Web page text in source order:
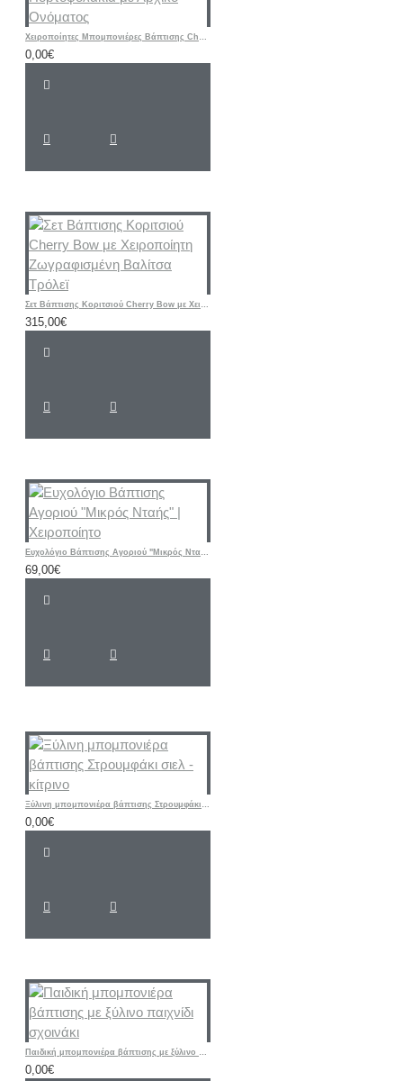
Χειροποίητες Μπομπονιέρες Βάπτισης Cherry – Υφασμάτινα Πορτοφολάκια με Αρχικό Ονόματος
0,00€
Σετ Βάπτισης Κοριτσιού Cherry Bow με Χειροποίητη Ζωγραφισμένη Βαλίτσα Τρόλεϊ
315,00€
Ευχολόγιο Βάπτισης Αγοριού "Μικρός Νταής" | Χειροποίητο
69,00€
Ξύλινη μπομπονιέρα βάπτισης Στρουμφάκι σιελ - κίτρινο
0,00€
Παιδική μπομπονιέρα βάπτισης με ξύλινο παιχνίδι σχοινάκι
0,00€